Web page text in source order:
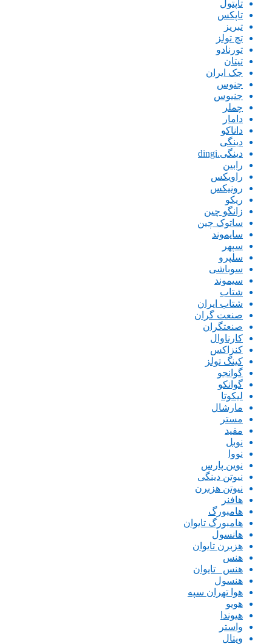
تاپتول
تاپکس
تبریز
تچ تولز
تورنادو
تیتان
جک ایران
جنوس
جنیوس
چملر
دامار
داناکو
دینگی
دینگی.dingi
رابین
راویکس
رونیکس
ریکو
زانگو چین
ساتوک چین
سایموند
سپهر
سلپرو
سوباشی
سیموند
شتاب
شتاب ایران
صنعت گران
صنعتگران
کارناوال
کنزاکس
کینگ تولز
گوانجو
گوانکو
لیکوتا
مارشال
مستر
مفید
نوبل
نووا
نوین پارس
نیوتن دینگی
نیوتن هزبرن
هافنر
هامبورگ
هامبورگ تایوان
هانسول
هزبرن تایوان
هنس
هنس _تایوان
هنسول
هوا تهران سپه
هویو
هیوندا
واستر
ویتال